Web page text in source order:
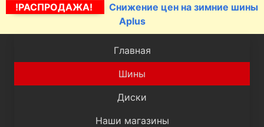
!РАСПРОДАЖА!
Снижение цен на зимние шины
Aplus
Главная
Шины
Диски
Наши магазины